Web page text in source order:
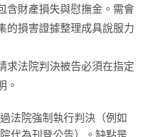
含財產損失與慰撫金。需會
的損害證據整理成具說服力
求法院判決被告必須在指定
。
法院強制執行判決（例如